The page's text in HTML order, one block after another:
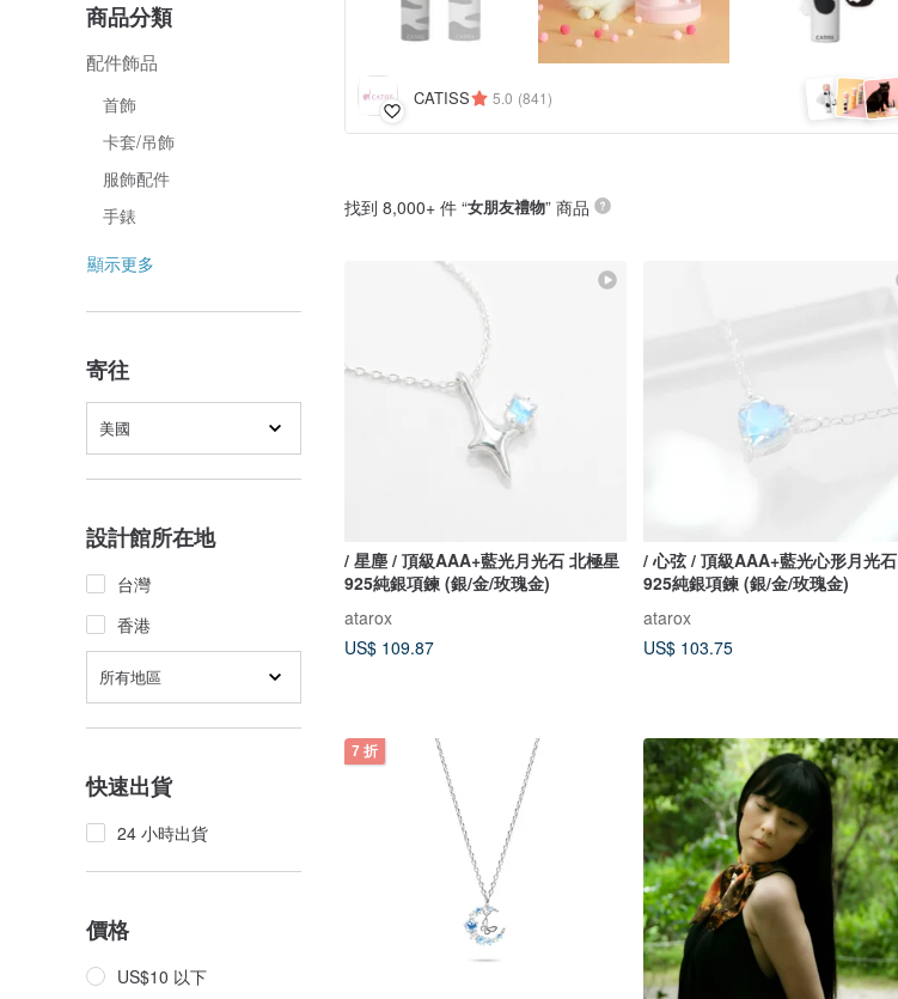
商品分類
配件飾品
首飾
卡套/吊飾
服飾配件
手錶
顯示更多
寄往
美國
設計館所在地
台灣
香港
所有地區
快速出貨
24 小時出貨
價格
US$10 以下
CATISS 5.0 (841)
找到 8,000+ 件 “女朋友禮物” 商品
/ 星塵 / 頂級AAA+藍光月光石 北極星
925純銀項鍊 (銀/金/玫瑰金)
atarox
US$ 109.87
/ 心弦 / 頂級AAA+藍光心形月光石
925純銀項鍊 (銀/金/玫瑰金)
atarox
US$ 103.75
7 折